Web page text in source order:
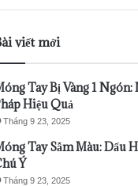
viết mới
Tay Bị Vàng 1
Hiệu Quả
Tháng 9 23, 2025
Tay Sẫm Màu: Dấu
Ý
Tháng 9 23, 2025